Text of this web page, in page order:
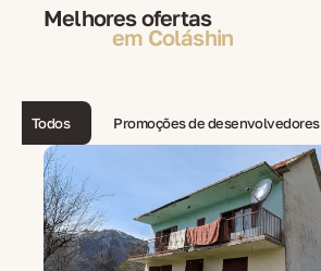
Melhores ofertas
em Coláshin
Todos Promoções de desenvolvedores